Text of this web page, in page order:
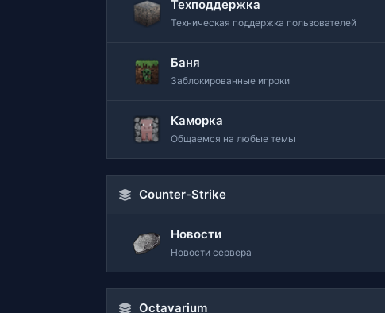
Техподдержка
Техническая поддержка пользователей
Баня
Заблокированные игроки
Каморка
Общаемся на любые темы
Counter-Strike
Новости
Новости сервера
Octavarium